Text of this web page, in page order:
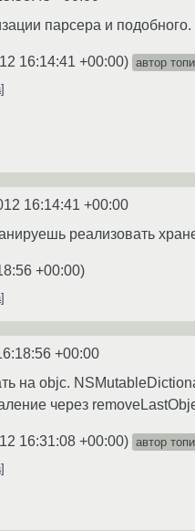
парсера и
16:14:41 +00:00) автор
16:14:41 +00:00
реализовать
+00:00)
+00:00
на objc.
через
16:31:08 +00:00) автор